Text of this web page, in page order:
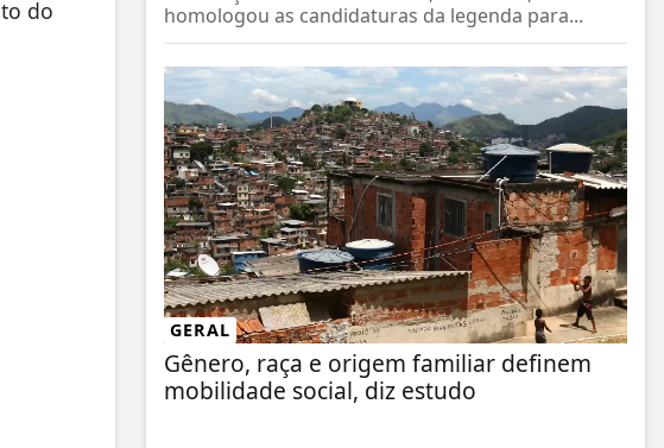
do
homologou as candidaturas da legenda para...
GERAL
Gênero, raça e origem familiar definem
mobilidade social, diz estudo